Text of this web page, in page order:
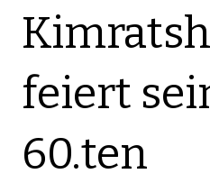
feiert
60.ten